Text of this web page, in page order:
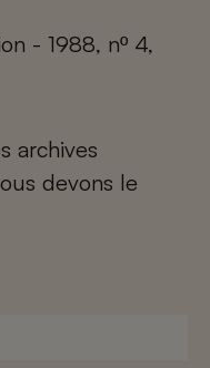
- 1988, nº 4,
archives
devons le